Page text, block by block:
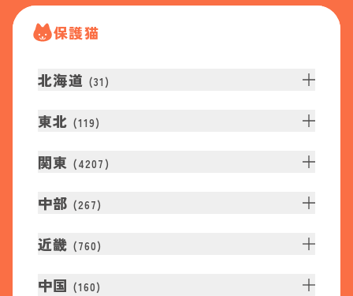
保護猫
北海道 (31 )
東北 (119)
関東 (4207 )
中部 (267)
近畿 (760)
中国 (160)